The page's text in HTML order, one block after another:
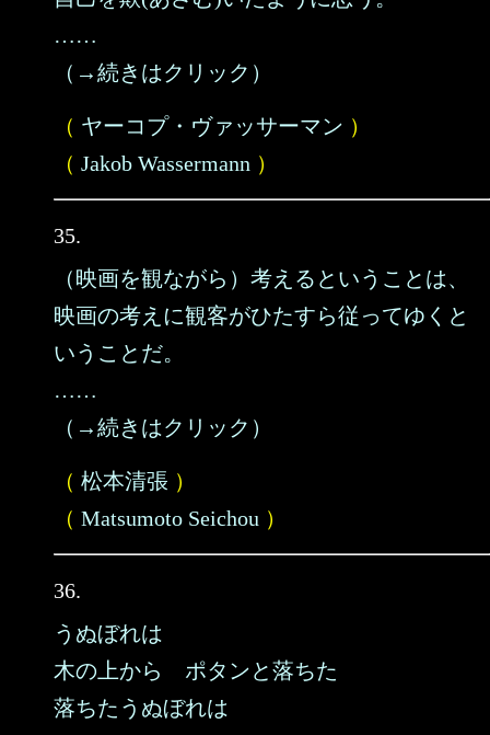
……
（→続きはクリック）
（ ヤーコプ・ヴァッサーマン ）
（ Jakob Wassermann ）
35.
（映画を観ながら）考えるということは、
映画の考えに観客がひたすら従ってゆくと
いうことだ。
……
（→続きはクリック）
（ 松本清張 ）
（ Matsumoto Seichou ）
36.
うぬぼれは
木の上から ポタンと落ちた
落ちたうぬぼれは